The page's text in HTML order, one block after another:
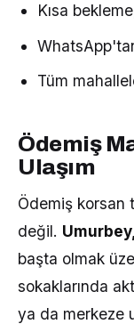
Kısa
Tüm
Ödemiş
Ulaşım
Ödemiş korsan
değil.
başta olmak
sokaklarında
ya da merkeze